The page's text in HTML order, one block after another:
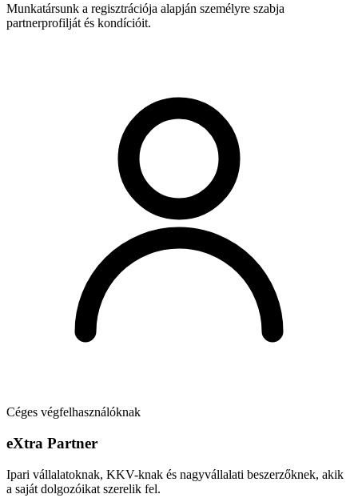
Munkatársunk a regisztrációja alapján személyre szabja
partnerprofilját és kondícióit.
Céges végfelhasználóknak
eXtra Partner
Ipari vállalatoknak, KKV-knak és nagyvállalati beszerzőknek, akik
a saját dolgozóikat szerelik fel.